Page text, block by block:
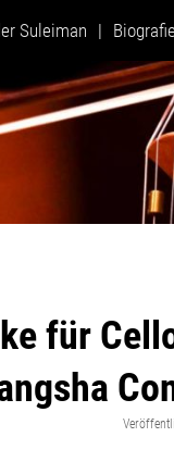
Suleiman Biografie
für